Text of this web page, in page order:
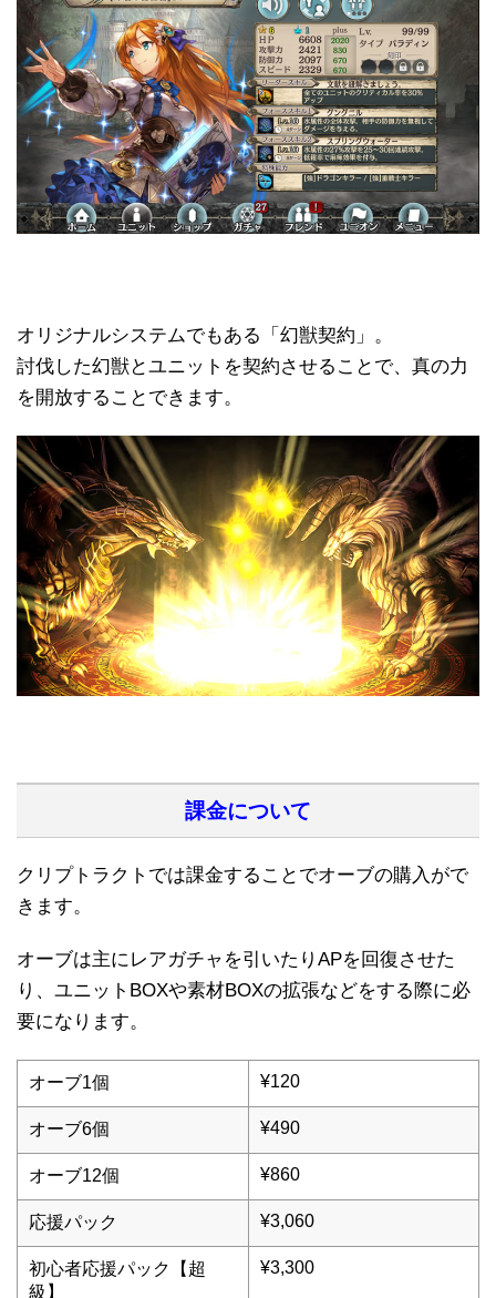
オリジナルシステムでもある「幻獣契約」。
討伐した幻獣とユニットを契約させることで、真の力
を開放することできます。
課金について
クリプトラクトでは課金することでオーブの購入がで
きます。
オーブは主にレアガチャを引いたりAPを回復させた
り、ユニットBOXや素材BOXの拡張などをする際に必
要になります。
オーブ1個 ¥120
オーブ6個 ¥490
オーブ12個 ¥860
応援パック ¥3,060
初心者応援パック【超
級】
¥3,300